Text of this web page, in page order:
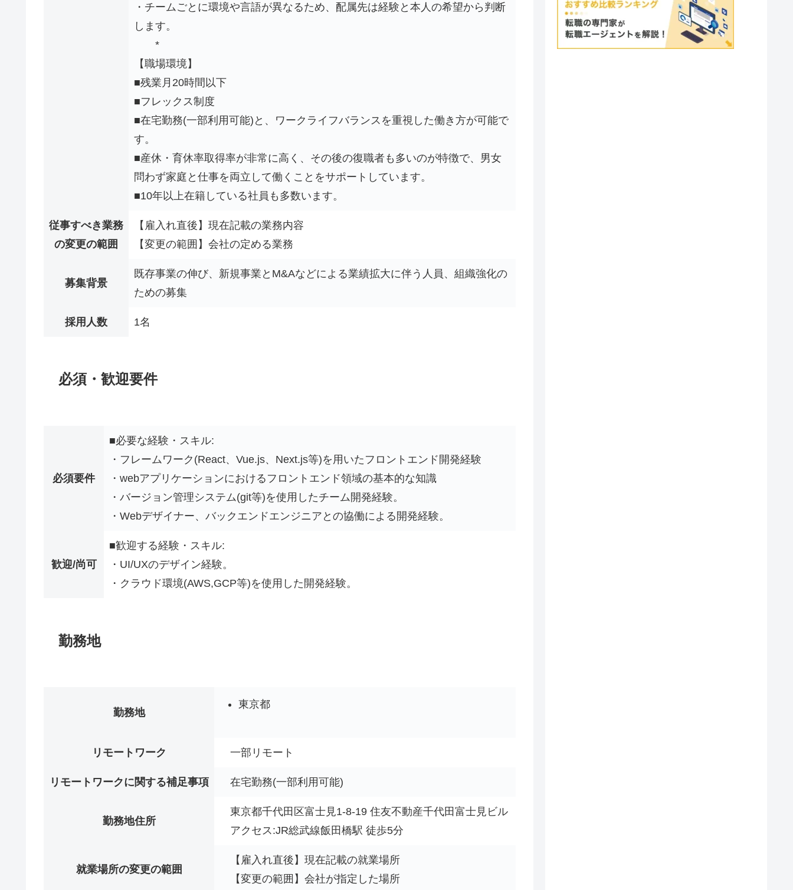
・チームごとに環境や言語が異なるため、配属先は経験と本人の希望から判断
します。
*
【職場環境】
■残業月20時間以下
■フレックス制度
■在宅勤務(一部利用可能)と、ワークライフバランスを重視した働き方が可能で
す。
■産休・育休率取得率が非常に高く、その後の復職者も多いのが特徴で、男女
問わず家庭と仕事を両立して働くことをサポートしています。
■10年以上在籍している社員も多数います。
従事すべき業務
の変更の範囲
【雇入れ直後】現在記載の業務内容
【変更の範囲】会社の定める業務
募集背景
既存事業の伸び、新規事業とM&Aなどによる業績拡大に伴う人員、組織強化の
ための募集
採用人数 1名
必須・歓迎要件
必須要件
■必要な経験・スキル:
・フレームワーク(React、Vue.js、Next.js等)を用いたフロントエンド開発経験
・webアプリケーションにおけるフロントエンド領域の基本的な知識
・バージョン管理システム(git等)を使用したチーム開発経験。
・Webデザイナー、バックエンドエンジニアとの協働による開発経験。
歓迎/尚可
■歓迎する経験・スキル:
・UI/UXのデザイン経験。
・クラウド環境(AWS,GCP等)を使用した開発経験。
勤務地
勤務地
東京都
リモートワーク 一部リモート
リモートワークに関する補足事項 在宅勤務(一部利用可能)
勤務地住所
東京都千代田区富士見1-8-19 住友不動産千代田富士見ビル
アクセス:JR総武線飯田橋駅 徒歩5分
就業場所の変更の範囲
【雇入れ直後】現在記載の就業場所
【変更の範囲】会社が指定した場所